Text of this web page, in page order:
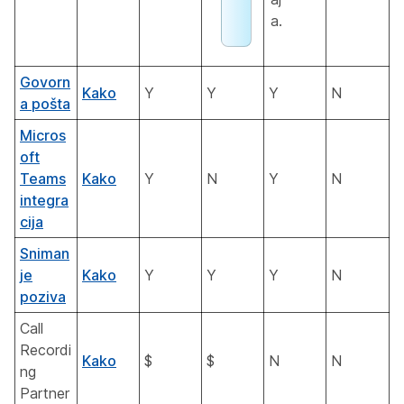
a.
Govorn
a pošta
Kako Y Y Y N
Micros
oft
Teams
integra
cija
Kako Y N Y N
Sniman
je
poziva
Kako Y Y Y N
Call
Recordi
ng
Partner
Kako $ $ N N